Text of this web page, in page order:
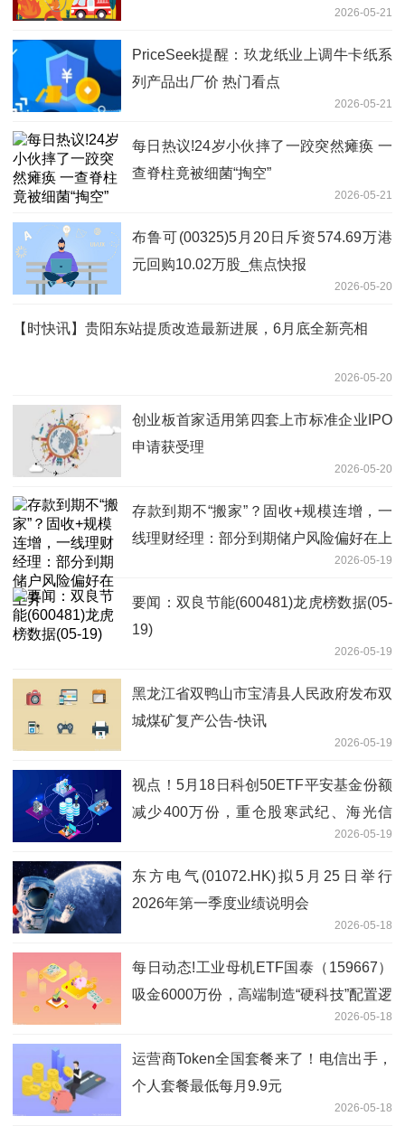
2026-05-21
PriceSeek提醒：玖龙纸业上调牛卡纸系
列产品出厂价 热门看点
2026-05-21
每日热议!24岁小伙摔了一跤突然瘫痪 一
查脊柱竟被细菌“掏空”
2026-05-21
布鲁可(00325)5月20日斥资574.69万港
元回购10.02万股_焦点快报
2026-05-20
【时快讯】贵阳东站提质改造最新进展，6月底全新亮相
2026-05-20
创业板首家适用第四套上市标准企业IPO
申请获受理
2026-05-20
存款到期不“搬家”？固收+规模连增，一
线理财经理：部分到期储户风险偏好在上
2026-05-19
要闻：双良节能(600481)龙虎榜数据(05-
19)
2026-05-19
黑龙江省双鸭山市宝清县人民政府发布双
城煤矿复产公告-快讯
2026-05-19
视点！5月18日科创50ETF平安基金份额
减少400万份，重仓股寒武纪、海光信
2026-05-19
东方电气(01072.HK)拟5月25日举行
2026年第一季度业绩说明会
2026-05-18
每日动态!工业母机ETF国泰（159667）
吸金6000万份，高端制造“硬科技”配置逻
2026-05-18
运营商Token全国套餐来了！电信出手，
个人套餐最低每月9.9元
2026-05-18